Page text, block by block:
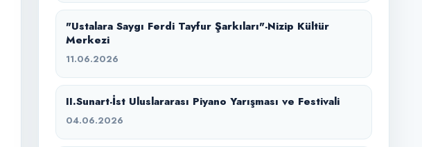
"Ustalara Saygı Ferdi Tayfur Şarkıları"-Nizip Kültür
Merkezi
11.06.2026
II.Sunart-İst Uluslararası Piyano Yarışması ve Festivali
04.06.2026